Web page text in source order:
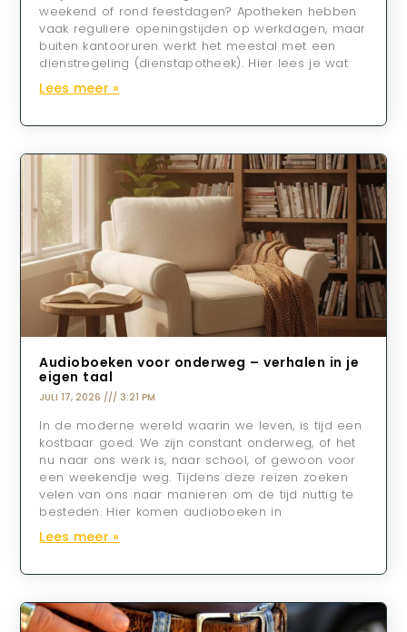
weekend of rond feestdagen? Apotheken hebben
vaak reguliere openingstijden op werkdagen, maar
buiten kantooruren werkt het meestal met een
dienstregeling (dienstapotheek). Hier lees je wat
Lees meer »
Audioboeken voor onderweg – verhalen in je
eigen taal
JULI 17, 2026 3:21 PM
In de moderne wereld waarin we leven, is tijd een
kostbaar goed. We zijn constant onderweg, of het
nu naar ons werk is, naar school, of gewoon voor
een weekendje weg. Tijdens deze reizen zoeken
velen van ons naar manieren om de tijd nuttig te
besteden. Hier komen audioboeken in
Lees meer »